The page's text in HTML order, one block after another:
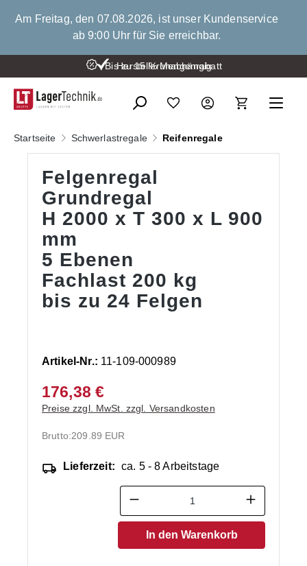
springen
Am Freitag, den 07.08.2026, ist unser Kundenservice
ab 9:00 Uhr für Sie erreichbar.
Bis zu 15 % Mengenrabatt
Herstellerunabhängig
Startseite Schwerlastregale Reifenregale
Felgenregal
Grundregal
H 2000 x T 300 x L 900
mm
5 Ebenen
Fachlast 200 kg
bis zu 24 Felgen
Artikel-Nr.: 11-109-000989
176,38 €
Preise zzgl. MwSt. zzgl. Versandkosten
Brutto:209.89 EUR
Lieferzeit: ca. 5 - 8 Arbeitstage
Produkt Anzahl: Gib den
In den Warenkorb